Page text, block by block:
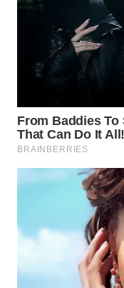
SERIBU
WN
TANGERANG
WN
CIREBON
KUNINGAN